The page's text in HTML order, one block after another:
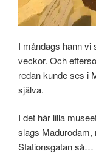
I måndags hann vi
veckor. Och
redan kunde ses i
själva.
I det här lilla
slags Madurodam,
Stationsgatan så…